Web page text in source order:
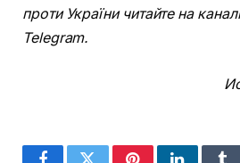
проти України читайте на
Telegram.